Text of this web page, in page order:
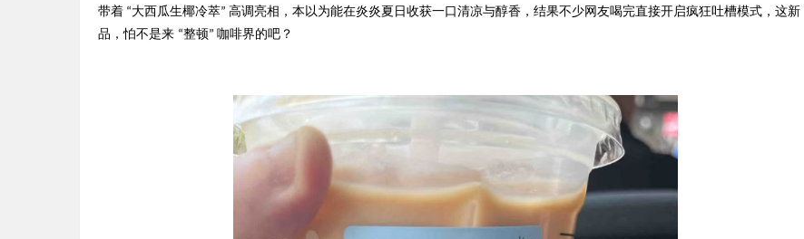
带着 “大西瓜生椰冷萃” 高调亮相，本以为能在炎炎夏日收获一口清凉与醇香，结果不少网友喝完直接开启疯狂吐槽模式，这新
品，怕不是来 “整顿” 咖啡界的吧？